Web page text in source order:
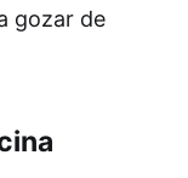
gozar de